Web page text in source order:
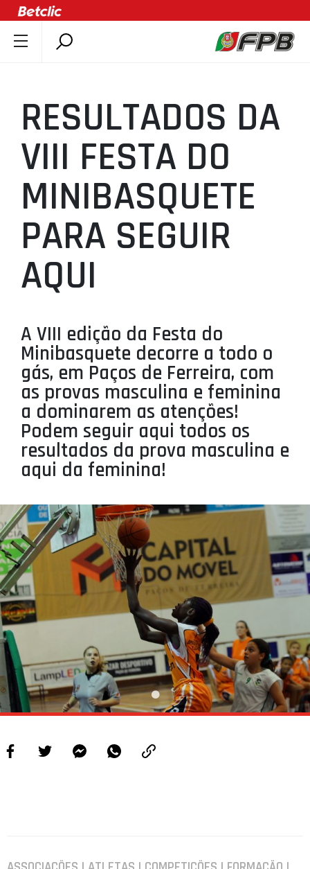
ÚLTIMAS
COMPETIÇÕES
ASSOCIAÇÕES
CLUBES
AGENTES
AGENDA
SELEÇÕES
MINIBASQUETE
PROJETOS
LIGA BETCLIC MASCULINA
LIGA BETCLIC FEMININA
RESULTADOS DA
VIII FESTA DO
MINIBASQUETE
PARA SEGUIR
AQUI
A VIII edição da Festa do
Minibasquete decorre a todo o
gás, em Paços de Ferreira, com
as provas masculina e feminina
a dominarem as atenções!
Podem seguir aqui todos os
resultados da prova masculina e
aqui da feminina!